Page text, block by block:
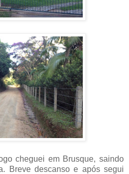
cheguei em Brusque, saindo
Breve descanso e após segui